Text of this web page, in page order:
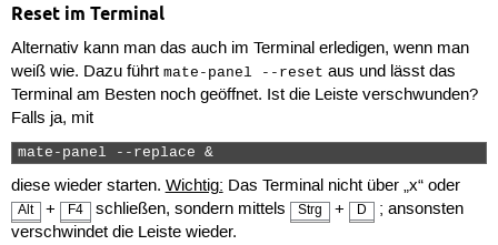
Reset im Terminal
Alternativ kann man das auch im Terminal erledigen, wenn man
weiß wie. Dazu führt mate-panel --reset aus und lässt das
Terminal am Besten noch geöffnet. Ist die Leiste verschwunden?
Falls ja, mit
mate-panel --replace &
diese wieder starten. Wichtig: Das Terminal nicht über „x“ oder
Alt + F4 schließen, sondern mittels Strg + D
; ansonsten
verschwindet die Leiste wieder.